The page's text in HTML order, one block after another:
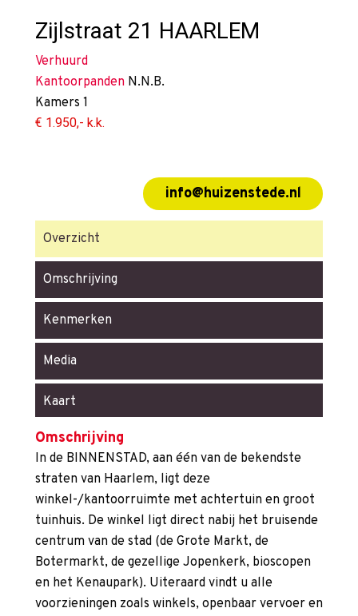
Zijlstraat 21 HAARLEM
Verhuurd
Kantoorpanden N.N.B.
Kamers 1
€ 1.950,- k.k.
info@huizenstede.nl
Overzicht
Omschrijving
Kenmerken
Media
Kaart
Omschrijving
In de BINNENSTAD, aan één van de bekendste
straten van Haarlem, ligt deze
winkel-/kantoorruimte met achtertuin en groot
tuinhuis. De winkel ligt direct nabij het bruisende
centrum van de stad (de Grote Markt, de
Botermarkt, de gezellige Jopenkerk, bioscopen
en het Kenaupark). Uiteraard vindt u alle
voorzieningen zoals winkels, openbaar vervoer en